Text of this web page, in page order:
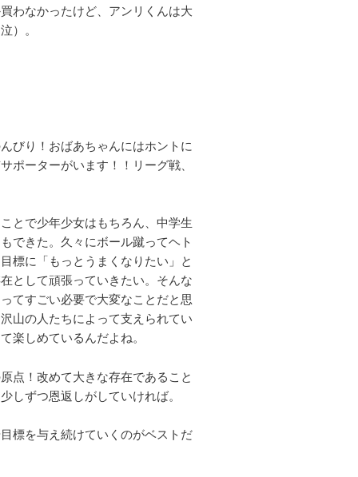
わなかったけど、アンリくんは大
）。
びり！おばあちゃんにはホントに
ポーターがいます！！リーグ戦、
とで少年少女はもちろん、中学生
できた。久々にボール蹴ってヘト
標に「もっとうまくなりたい」と
として頑張っていきたい。そんな
てすごい必要で大変なことだと思
山の人たちによって支えられてい
楽しめているんだよね。
点！改めて大きな存在であること
しずつ恩返しがしていければ。
標を与え続けていくのがベストだ